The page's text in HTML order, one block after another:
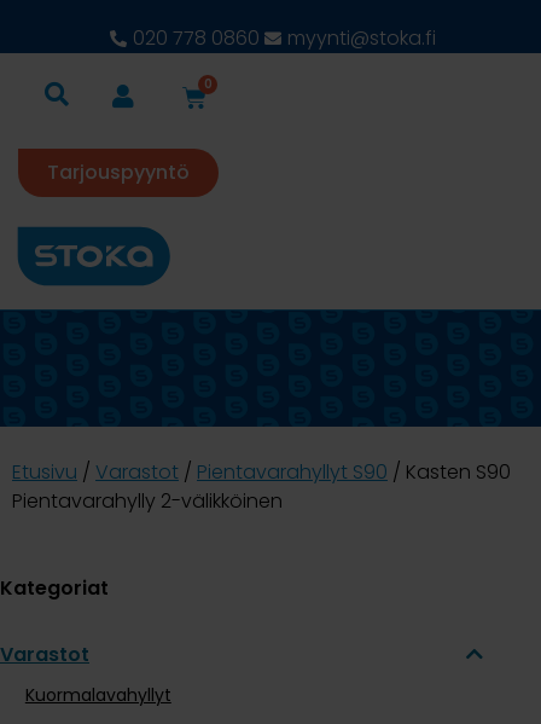
020 778 0860 myynti@stoka.fi
0
Tarjouspyyntö
Etusivu / Varastot / Pientavarahyllyt S90 / Kasten S90
Pientavarahylly 2-välikköinen
Kategoriat
Varastot
Kuormalavahyllyt